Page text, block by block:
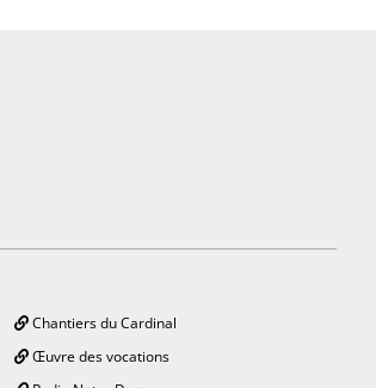
Chantiers du Cardinal
Œuvre des vocations